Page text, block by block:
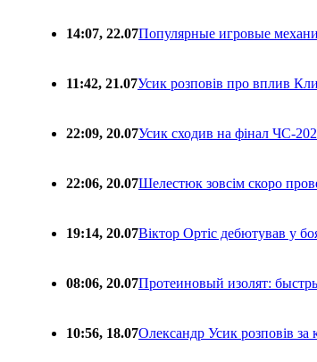
14:07, 22.07Популярные игровые
11:42, 21.07Усик розповів про вплив
22:09, 20.07Усик сходив на фінал ЧС-
22:06, 20.07Шелестюк зовсім скоро
19:14, 20.07Віктор Ортіс дебютував у
08:06, 20.07Протеиновый изолят:
10:56, 18.07Олександр Усик розповів за